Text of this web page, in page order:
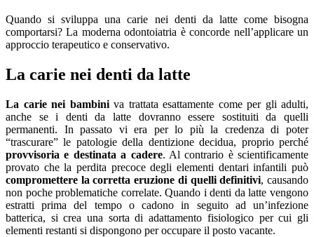
Quando si sviluppa una carie nei denti da latte come bisogna
comportarsi? La moderna odontoiatria è concorde nell’applicare un
approccio terapeutico e conservativo.
La carie nei denti da latte
La carie nei bambiniva trattata esattamente come per gli adulti,
anche se i denti da latte dovranno essere sostituiti da quelli
permanenti. In passato vi era per lo più la credenza di poter
“trascurare” le patologie della dentizione decidua, proprio perché
provvisoria e destinata a cadere. Al contrario è scientificamente
provato che la perdita precoce degli elementi dentari infantili può
compromettere la corretta eruzione di quelli definitivi, causando
non poche problematiche correlate. Quando i denti da latte vengono
estratti prima del tempo o cadono in seguito ad un’infezione
batterica, si crea una sorta di adattamento fisiologico per cui gli
elementi restanti si dispongono per occupare il posto vacante.